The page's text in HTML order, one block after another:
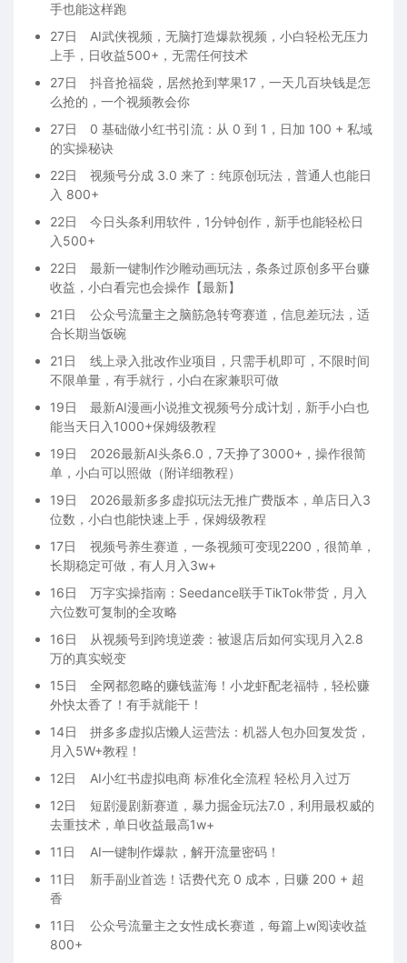
手也能这样跑
27日
AI武侠视频，无脑打造爆款视频，小白轻松无压力
上手，日收益500+，无需任何技术
27日
抖音抢福袋，居然抢到苹果17，一天几百块钱是怎
么抢的，一个视频教会你
27日
0 基础做小红书引流：从 0 到 1，日加 100 + 私域
的实操秘诀
22日
视频号分成 3.0 来了：纯原创玩法，普通人也能日
入 800+
22日
今日头条利用软件，1分钟创作，新手也能轻松日
入500+
22日
最新一键制作沙雕动画玩法，条条过原创多平台赚
收益，小白看完也会操作【最新】
21日
公众号流量主之脑筋急转弯赛道，信息差玩法，适
合长期当饭碗
21日
线上录入批改作业项目，只需手机即可，不限时间
不限单量，有手就行，小白在家兼职可做
19日
最新AI漫画小说推文视频号分成计划，新手小白也
能当天日入1000+保姆级教程
19日
2026最新AI头条6.0，7天挣了3000+，操作很简
单，小白可以照做（附详细教程）
19日
2026最新多多虚拟玩法无推广费版本，单店日入3
位数，小白也能快速上手，保姆级教程
17日
视频号养生赛道，一条视频可变现2200，很简单，
长期稳定可做，有人月入3w+
16日
万字实操指南：Seedance联手TikTok带货，月入
六位数可复制的全攻略
16日
从视频号到跨境逆袭：被退店后如何实现月入2.8
万的真实蜕变
15日
全网都忽略的赚钱蓝海！小龙虾配老福特，轻松赚
外快太香了！有手就能干！
14日
拼多多虚拟店懒人运营法：机器人包办回复发货，
月入5W+教程！
12日
AI小红书虚拟电商 标准化全流程 轻松月入过万
12日
短剧漫剧新赛道，暴力掘金玩法7.0，利用最权威的
去重技术，单日收益最高1w+
11日
AI一键制作爆款，解开流量密码！
11日
新手副业首选！话费代充 0 成本，日赚 200 + 超
香
11日
公众号流量主之女性成长赛道，每篇上w阅读收益
800+